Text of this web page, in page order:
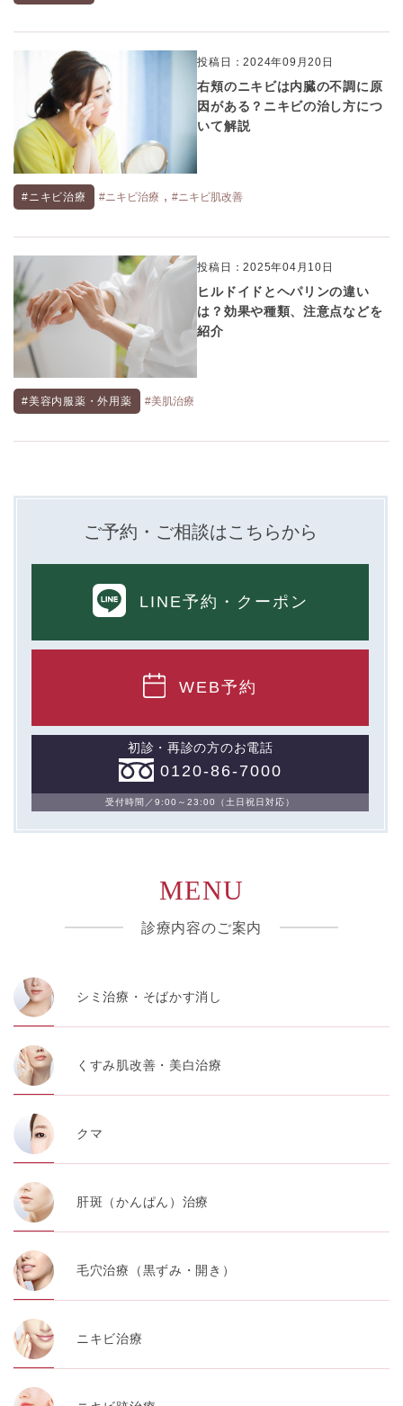
投稿日：2024年09月20日
右頬のニキビは内臓の不調に原
因がある？ニキビの治し方につ
いて解説
#ニキビ治療 #ニキビ治療 , #ニキビ肌改善
投稿日：2025年04月10日
ヒルドイドとヘパリンの違い
は？効果や種類、注意点などを
紹介
#美容内服薬・外用薬 #美肌治療
ご予約・ご相談はこちらから
LINE予約 ・クーポン
WEB予約
初診・再診の方のお電話
0120-86-7000
受付時間／9:00～23:00（土日祝日対応）
MENU
診療内容のご案内
シミ治療・そばかす消し
くすみ肌改善・美白治療
クマ
肝斑（かんぱん）治療
毛穴治療（黒ずみ・開き）
ニキビ治療